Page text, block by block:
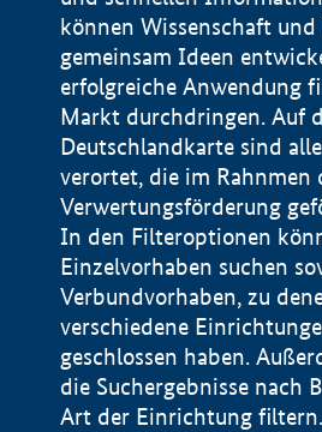
können Wissenschaft
gemeinsam Ideen
erfolgreiche Anwendung
Markt durchdringen. Auf
Deutschlandkarte sind
verortet, die im Rahnmen
Verwertungsförderung
In den Filteroptionen
Einzelvorhaben suchen
Verbundvorhaben, zu
verschiedene
geschlossen haben.
die Suchergebnisse nach
Art der Einrichtung filtern.